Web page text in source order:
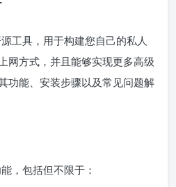
工具，用于构建您自己的私人
网方式，并且能够实现更多高级
功能、安装步骤以及常见问题解
，包括但不限于：